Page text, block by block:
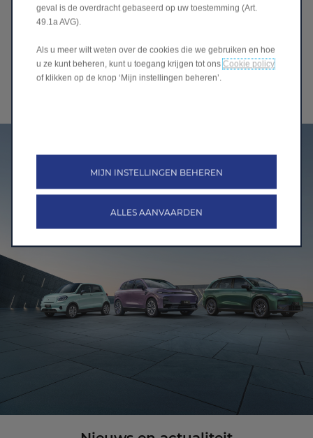
De T03 is al verkrijgbaar vanaf € 17.900(1) dankzij een
Ontdek onze promoties
geval is de overdracht gebaseerd op uw toestemming (Art.
49.1a AVG).
Als u meer wilt weten over de cookies die we gebruiken en hoe
u ze kunt beheren, kunt u toegang krijgen tot ons Cookie policy
of klikken op de knop ‘Mijn instellingen beheren’.
MIJN INSTELLINGEN BEHEREN
ALLES AANVAARDEN